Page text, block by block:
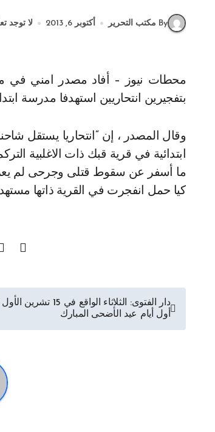
By مكتب التحرير أكتوبر 6, 2013 لا توجد
محطات نيوز – أفاد مصدر امني في محافظة نينوى، ان 11 قتيلا غالبيتهم من الطلاب و48 جريحا سقطوا
بتفجيرين انتحاريين استهدفا مدرسة
وقال المصدر ، إن “انتحاريا يستقل
ما أسفر عن سقوط قتلى وجرحى لم يعرف
كيا حمل انفجرت في القرية ذاتها
تصفّح
المقالات
دار الفتوى: الثلاثاء الواقع
أول أيام عيد الأضحى المبارك